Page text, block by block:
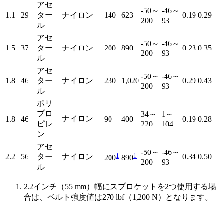
1.1 29
アセ
ター
ル
ナイロン 140 623
-50～
200
-46～
93
0.19 0.29
1.5 37
アセ
ター
ル
ナイロン 200 890
-50～
200
-46～
93
0.23 0.35
1.8 46
アセ
ター
ル
ナイロン 230 1,020
-50～
200
-46～
93
0.29 0.43
1.8 46
ポリ
プロ
ピレ
ン
ナイロン 90 400
34～
220
1～
104
0.19 0.28
2.2 56
アセ
ター
ル
ナイロン 2001 8901
-50～
200
-46～
93
0.34 0.50
2.2インチ（55 mm）幅にスプロケットを2つ使用する場
合は、ベルト強度値は270 lbf（1,200 N）となります。